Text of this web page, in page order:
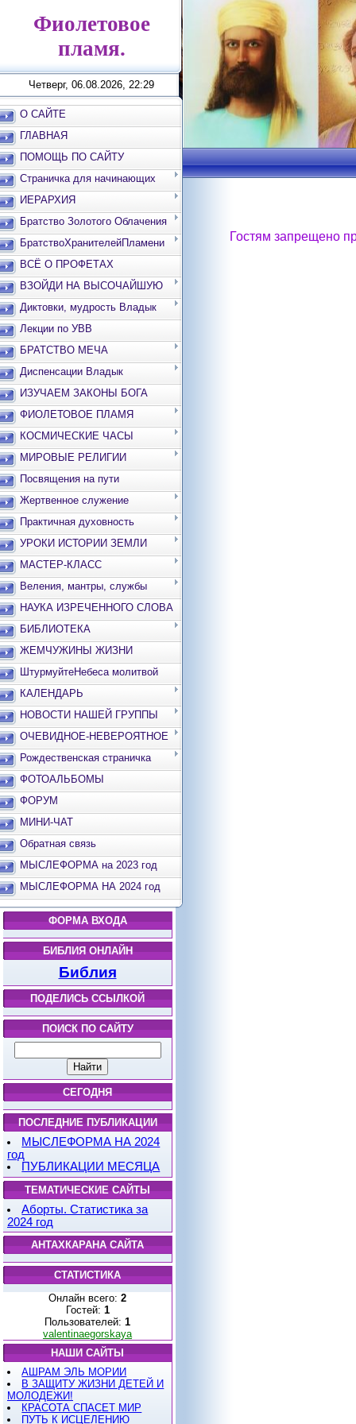
Фиолетовое
пламя.
Четверг, 06.08.2026, 22:29
О САЙТЕ
ГЛАВНАЯ
ПОМОЩЬ ПО САЙТУ
Страничка для начинающих
ИЕРАРХИЯ
Братство Золотого Облачения
БратствоХранителейПламени
ВСЁ О ПРОФЕТАХ
ВЗОЙДИ НА ВЫСОЧАЙШУЮ
ВЕРШИНУ
Диктовки, мудрость Владык
Лекции по УВВ
БРАТСТВО МЕЧА
Диспенсации Владык
ИЗУЧАЕМ ЗАКОНЫ БОГА
ФИОЛЕТОВОЕ ПЛАМЯ
КОСМИЧЕСКИЕ ЧАСЫ
МИРОВЫЕ РЕЛИГИИ
Посвящения на пути
Жертвенное служение
Практичная духовность
УРОКИ ИСТОРИИ ЗЕМЛИ
МАСТЕР-КЛАСС
Веления, мантры, службы
НАУКА ИЗРЕЧЕННОГО СЛОВА
БИБЛИОТЕКА
ЖЕМЧУЖИНЫ ЖИЗНИ
ШтурмуйтеНебеса молитвой
КАЛЕНДАРЬ
НОВОСТИ НАШЕЙ ГРУППЫ
ОЧЕВИДНОЕ-НЕВЕРОЯТНОЕ
Рождественская страничка
ФОТОАЛЬБОМЫ
ФОРУМ
МИНИ-ЧАТ
Обратная связь
МЫСЛЕФОРМА на 2023 год
МЫСЛЕФОРМА НА 2024 год
ФОРМА ВХОДА
БИБЛИЯ ОНЛАЙН
Библия
ПОДЕЛИСЬ ССЫЛКОЙ
ПОИСК ПО САЙТУ
СЕГОДНЯ
ПОСЛЕДНИЕ ПУБЛИКАЦИИ
МЫСЛЕФОРМА НА 2024
год
ПУБЛИКАЦИИ МЕСЯЦА
ТЕМАТИЧЕСКИЕ САЙТЫ
Аборты. Статистика за
2024 год
АНТАХКАРАНА САЙТА
СТАТИСТИКА
Онлайн всего: 2
Гостей: 1
Пользователей: 1
valentinaegorskaya
НАШИ САЙТЫ
АШРАМ ЭЛЬ МОРИИ
В ЗАЩИТУ ЖИЗНИ ДЕТЕЙ И
МОЛОДЕЖИ!
КРАСОТА СПАСЕТ МИР
ПУТЬ К ИСЦЕЛЕНИЮ
Гостям запрещено